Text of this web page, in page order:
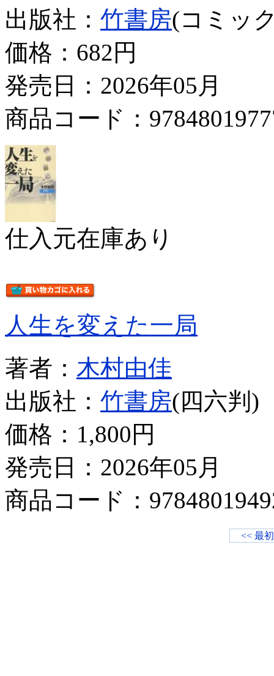
出版社： 竹書房(コミッ
価格： 682円
発売日：2026年05月
商品コード：
仕入元在庫あり
人生を変えた一局
著者： 木村由佳
出版社： 竹書房(四六判)
価格： 1,800円
発売日：2026年05月
商品コード：
<< 最初